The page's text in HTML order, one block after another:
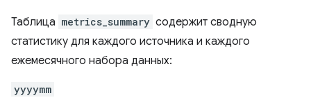
Таблица metrics_summary содержит сводную
статистику для каждого источника и каждого
ежемесячного набора данных:
yyyymm